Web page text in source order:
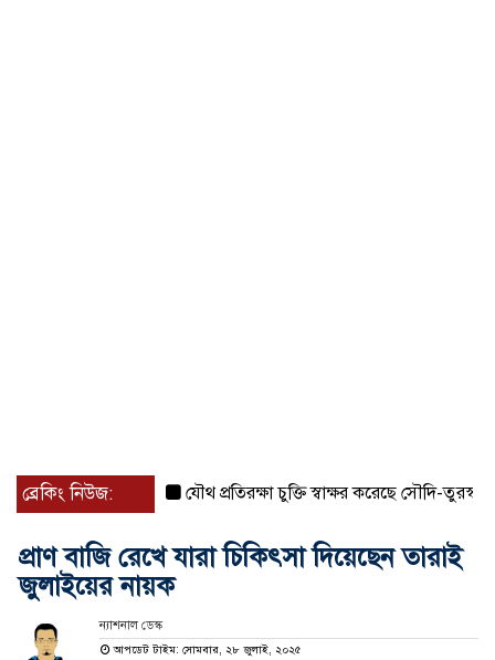
ব্রেকিং নিউজ: যৌথ প্রতিরক্ষা চুক্তি স্বাক্ষর করেছে সৌদি-তুরস্ক-
প্রাণ বাজি রেখে যারা চিকিৎসা দিয়েছেন তারাই
জুলাইয়ের নায়ক
ন্যাশনাল ডেস্ক
আপডেট টাইম: সোমবার, ২৮ জুলাই, ২০২৫